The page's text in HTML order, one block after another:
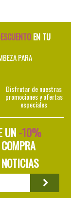
EN TU
PARA
Disfrutar de nuestras
promociones y ofertas
especiales
UN-10%